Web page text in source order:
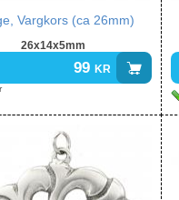
Vargkors (ca 26mm)
26x14x5mm
99 kr